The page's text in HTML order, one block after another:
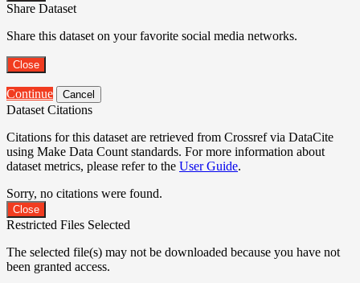
Share Dataset
Share this dataset on your favorite social media networks.
Close
Continue Cancel
Dataset Citations
Citations for this dataset are retrieved from Crossref via DataCite
using Make Data Count standards. For more information about
dataset metrics, please refer to the User Guide.
Sorry, no citations were found.
Close
Restricted Files Selected
The selected file(s) may not be downloaded because you have not
been granted access.